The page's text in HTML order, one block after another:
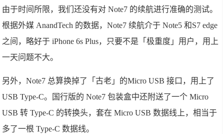
由于时间所限，我们还没有对 Note7 的续航进行准确的测试。
根据外媒 AnandTech 的数据，Note7 续航介于 Note5 和S7 edge
之间，略好于 iPhone 6s Plus，只要不是「极重度」用户，用上
一天问题不大。
另外，Note7 总算换掉了「古老」的Micro USB 接口，用上了
USB Type-C。国行版的 Note7 包装盒中还附送了一个 Micro
USB 转 Type-C 的转换头，套在 Micro USB 数据线上，相当于
多了一根 Type-C 数据线。